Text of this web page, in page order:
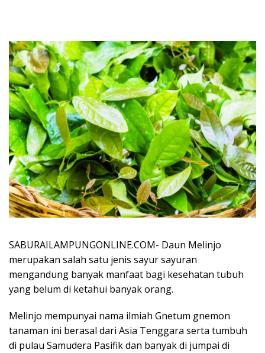
SABURAILAMPUNGONLINE.COM- Daun Melinjo
merupakan salah satu jenis sayur sayuran
mengandung banyak manfaat bagi kesehatan tubuh
yang belum di ketahui banyak orang.
Melinjo mempunyai nama ilmiah Gnetum gnemon
tanaman ini berasal dari Asia Tenggara serta tumbuh
di pulau Samudera Pasifik dan banyak di jumpai di